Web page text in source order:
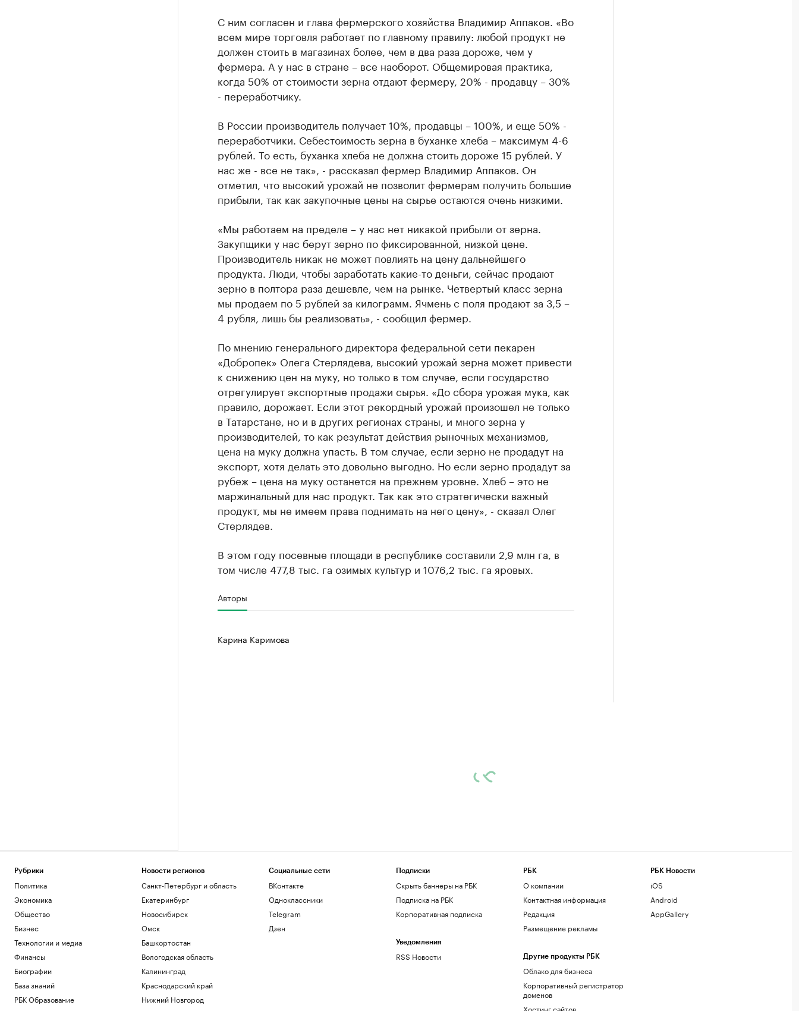
С ним согласен и глава фермерского хозяйства Владимир Аппаков. «Во
всем мире торговля работает по главному правилу: любой продукт не
должен стоить в магазинах более, чем в два раза дороже, чем у
фермера. А у нас в стране – все наоборот. Общемировая практика,
когда 50% от стоимости зерна отдают фермеру, 20% - продавцу – 30%
- переработчику.
В России производитель получает 10%, продавцы – 100%, и еще 50% -
переработчики. Себестоимость зерна в буханке хлеба – максимум 4-6
рублей. То есть, буханка хлеба не должна стоить дороже 15 рублей. У
нас же - все не так», - рассказал фермер Владимир Аппаков. Он
отметил, что высокий урожай не позволит фермерам получить большие
прибыли, так как закупочные цены на сырье остаются очень низкими.
«Мы работаем на пределе – у нас нет никакой прибыли от зерна.
Закупщики у нас берут зерно по фиксированной, низкой цене.
Производитель никак не может повлиять на цену дальнейшего
продукта. Люди, чтобы заработать какие-то деньги, сейчас продают
зерно в полтора раза дешевле, чем на рынке. Четвертый класс зерна
мы продаем по 5 рублей за килограмм. Ячмень с поля продают за 3,5 –
4 рубля, лишь бы реализовать», - сообщил фермер.
По мнению генерального директора федеральной сети пекарен
«Добропек» Олега Стерлядева, высокий урожай зерна может привести
к снижению цен на муку, но только в том случае, если государство
отрегулирует экспортные продажи сырья. «До сбора урожая мука, как
правило, дорожает. Если этот рекордный урожай произошел не только
в Татарстане, но и в других регионах страны, и много зерна у
производителей, то как результат действия рыночных механизмов,
цена на муку должна упасть. В том случае, если зерно не продадут на
экспорт, хотя делать это довольно выгодно. Но если зерно продадут за
рубеж – цена на муку останется на прежнем уровне. Хлеб – это не
маржинальный для нас продукт. Так как это стратегически важный
продукт, мы не имеем права поднимать на него цену», - сказал Олег
Стерлядев.
В этом году посевные площади в республике составили 2,9 млн га, в
том числе 477,8 тыс. га озимых культур и 1076,2 тыс. га яровых.
Авторы
Карина Каримова
Рубрики
Политика
Экономика
Общество
Бизнес
Технологии и медиа
Финансы
Биографии
База знаний
РБК Образование
Новости регионов
Санкт-Петербург и область
Екатеринбург
Новосибирск
Омск
Башкортостан
Вологодская область
Калининград
Краснодарский край
Нижний Новгород
Социальные сети
ВКонтакте
Одноклассники
Telegram
Дзен
Подписки
Скрыть баннеры на РБК
Подписка на РБК
Корпоративная подписка
Уведомления
RSS Новости
РБК
О компании
Контактная информация
Редакция
Размещение рекламы
Другие продукты РБК
Облако для бизнеса
Корпоративный регистратор
доменов
Хостинг сайтов
РБК Новости
iOS
Android
AppGallery